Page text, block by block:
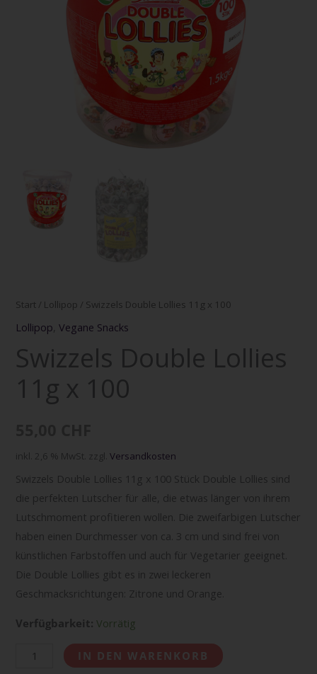
Start / Lollipop / Swizzels Double Lollies 11g x 100
Lollipop ,Vegane Snacks
Swizzels Double Lollies
11g x 100
inkl. 2,6 % MwSt. zzgl.Versandkosten
Swizzels Double Lollies 11g x 100 Stück Double Lollies sind
die perfekten Lutscher für alle, die etwas länger von ihrem
Lutschmoment profitieren wollen. Die zweifarbigen Lutscher
haben einen Durchmesser von ca. 3 cm und sind frei von
künstlichen Farbstoffen und auch für Vegetarier geeignet.
Die Double Lollies gibt es in zwei leckeren
Geschmacksrichtungen: Zitrone und Orange.
Verfügbarkeit: Vorrätig
IN DEN WARENKORB